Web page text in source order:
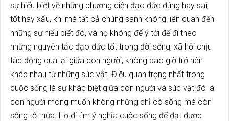
sự hiểu biết về những phương diện đạo đức đúng hay sai,
tốt hay xấu, khi mà tất cả chúng sanh không liên quan đến
những sự hiểu biết đó, và họ không để ý tới để đi theo
những nguyên tắc đạo đức tốt trong đời sống, xã hội chịu
tác động qua lại giữa con người, không bao giờ trở nên
khác nhau từ những súc vật. Điều quan trọng nhất trong
cuộc sống là sự khác biệt giữa con người và súc vật đó là
con người mong muốn không những chỉ có sống mà còn
sống tốt nữa. Họ đi tìm ý nghĩa cuộc sống để đạt được